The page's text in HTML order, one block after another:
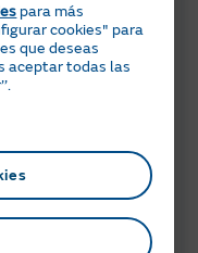
5 min
en
para más
cookies" para
que deseas
aceptar todas las